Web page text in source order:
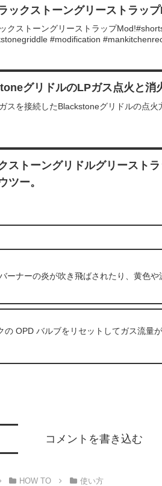
ックストーングリーストラッ
クストーングリーストラップ
#modification
グリドルのLPガス点火と消
スを接続したBlackstoneグリドルの点火
ストーングリドルグリースト
ツー。
ーナーの炎が吹き飛ばされたり、黄色
OPD バルブをリセットしてガス流量
コメントを書き込む
HOW TO 使い方